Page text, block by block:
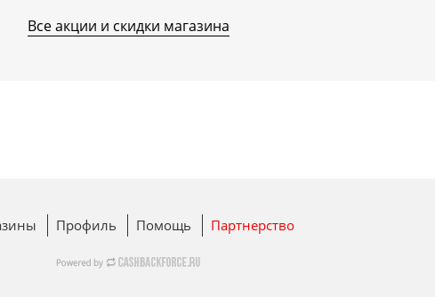
Все акции и скидки магазина
Профиль Помощь Партнерство